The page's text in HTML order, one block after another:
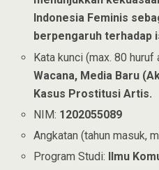
Indonesia Feminis
berpengaruh terhadap
Kata kunci (max. 80
Wacana, Media Baru
Kasus Prostitusi Artis.
NIM: 1202055089
Angkatan (tahun masuk,
Program Studi: Ilmu